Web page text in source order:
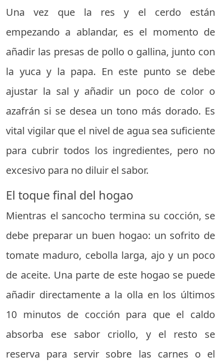
Una vez que la res y el cerdo están
empezando a ablandar, es el momento de
añadir las presas de pollo o gallina, junto con
la yuca y la papa. En este punto se debe
ajustar la sal y añadir un poco de color o
azafrán si se desea un tono más dorado. Es
vital vigilar que el nivel de agua sea suficiente
para cubrir todos los ingredientes, pero no
excesivo para no diluir el sabor.
El toque final del hogao
Mientras el sancocho termina su cocción, se
debe preparar un buen hogao: un sofrito de
tomate maduro, cebolla larga, ajo y un poco
de aceite. Una parte de este hogao se puede
añadir directamente a la olla en los últimos
10 minutos de cocción para que el caldo
absorba ese sabor criollo, y el resto se
reserva para servir sobre las carnes o el